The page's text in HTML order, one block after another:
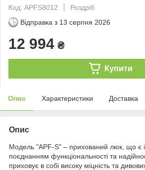
Код: APFS8012
Роздріб
Відправка з 13 серпня 2026
12 994 ₴
Купити
Опис Характеристики Доставка
Опис
Модель "APF-S" – прихований люк, що є
поєднанням функціональності та
приховує в собі високу міцність та